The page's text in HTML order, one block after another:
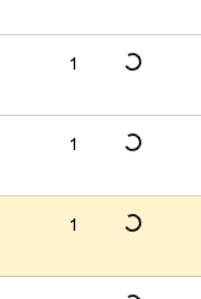
Daten werden geladen. Bitte warten...
1 Daten werden geladen. Bitte warten...
1 Daten werden geladen. Bitte warten...
1